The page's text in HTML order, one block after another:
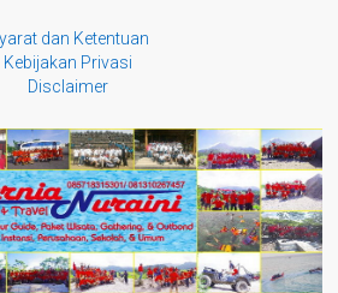
dan Ketentuan
Kebijakan Privasi
Disclaimer